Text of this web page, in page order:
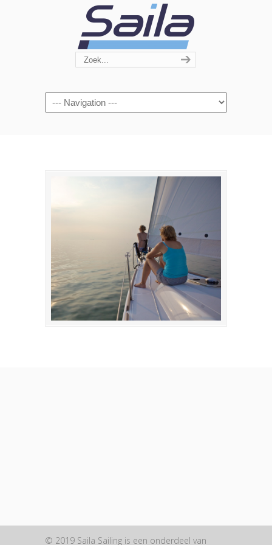
Navigation
© 2019 Saila Sailing is een onderdeel van